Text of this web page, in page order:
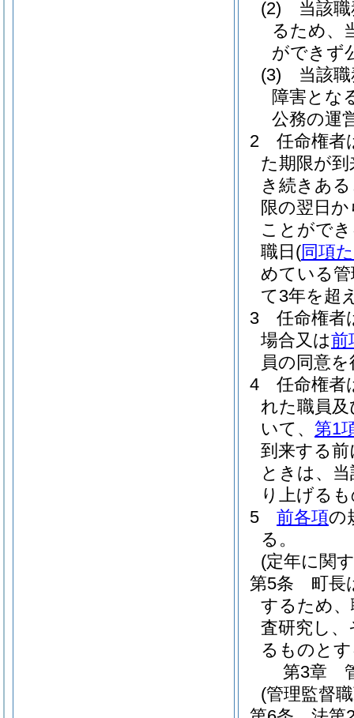
(2)
当該
るため、
ができず
(3)
当該
障害とな
公務の運
2
任命権者
た期限が
き続きあ
限の翌日
ことがで
職日 (同項
めている
て3年を超
3
任命権者
場合又は前
員の同意
4
任命権者
れた職員及
いて、 第1
到来する前
ときは、
り上げる
5
前各項の
る。
(定年に関
第5条
町長
するため
査研究し
るものと
第3章
(管理監督